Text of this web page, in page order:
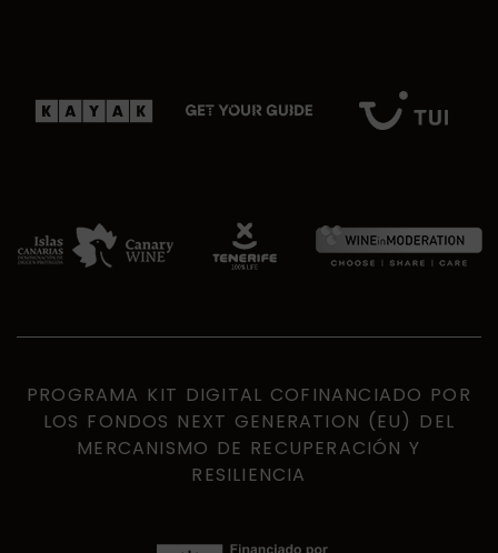
PROGRAMA KIT DIGITAL COFINANCIADO POR
LOS FONDOS NEXT GENERATION (EU) DEL
MERCANISMO DE RECUPERACIÓN Y
RESILIENCIA